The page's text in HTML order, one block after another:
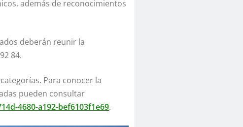
además de reconocimientos
deberán reunir la
84.
Para conocer la
pueden consultar
4680-a192-bef6103f1e69.